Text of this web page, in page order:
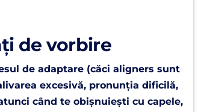
de vorbire
de adaptare (căci aligners sunt
excesivă, pronunția dificilă,
când te obișnuiești cu capele,